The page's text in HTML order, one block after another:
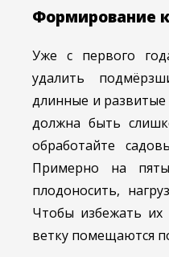
Формирование
Уже с первого
удалить
длинные и развитые
должна быть
обработайте
Примерно на
плодоносить,
Чтобы избежать
ветку помещаются